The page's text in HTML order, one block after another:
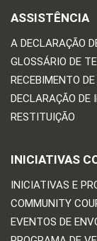
ASSISTÊNCIA
A DECLARAÇÃO
GLOSSÁRIO DE
RECEBIMENTO
DECLARAÇÃO
RESTITUIÇÃO
INICIATIVAS
INICIATIVAS E
COMMUNITY
EVENTOS DE